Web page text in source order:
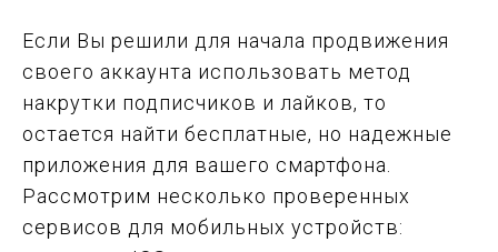
Если Вы решили для начала продвижения
своего аккаунта использовать метод
накрутки подписчиков и лайков, то
остается найти бесплатные, но надежные
приложения для вашего смартфона.
Рассмотрим несколько проверенных
сервисов для мобильных устройств: